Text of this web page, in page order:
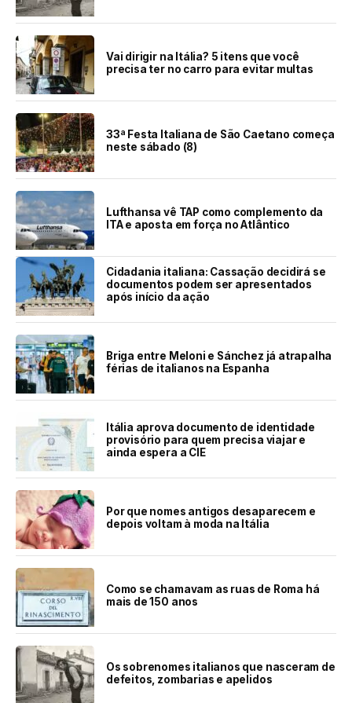
Vai dirigir na Itália? 5 itens que você
precisa ter no carro para evitar multas
33ª Festa Italiana de São Caetano começa
neste sábado (8)
Lufthansa vê TAP como complemento da
ITA e aposta em força no Atlântico
Cidadania italiana: Cassação decidirá se
documentos podem ser apresentados
após início da ação
Briga entre Meloni e Sánchez já atrapalha
férias de italianos na Espanha
Itália aprova documento de identidade
provisório para quem precisa viajar e
ainda espera a CIE
Por que nomes antigos desaparecem e
depois voltam à moda na Itália
Como se chamavam as ruas de Roma há
mais de 150 anos
Os sobrenomes italianos que nasceram de
defeitos, zombarias e apelidos